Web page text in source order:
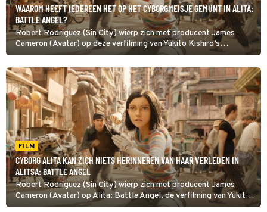
WAAROM HEEFT IEDEREEN HET OP HET CYBORGMEISJE GEMUNT IN ALITA:
BATTLE ANGEL?
Robert Rodriguez (Sin City) wierp zich met producent James
Cameron (Avatar) op deze verfilming van Yukito Kishiro’s
populaire Japanse cyberpunkmanga Battle Angel Alita, getiteld
Alita: Battle Angel.
FILM
CYBORG ALITA KAN ZICH NIETS HERINNEREN VAN HAAR VERLEDEN IN
ALITSA: BATTLE ANGEL
Robert Rodriguez (Sin City) wierp zich met producent James
Cameron (Avatar) op Alita: Battle Angel, de verfilming van Yukito
Kishiro’s populaire Japanse cyberpunkmanga Battle angel Alita.